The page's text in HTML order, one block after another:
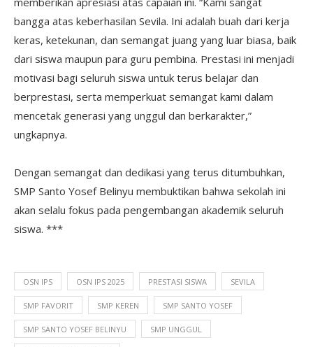
bangga atas keberhasilan Sevila. Ini adalah buah dari kerja
keras, ketekunan, dan semangat juang yang luar biasa, baik
dari siswa maupun para guru pembina. Prestasi ini menjadi
motivasi bagi seluruh siswa untuk terus belajar dan
berprestasi, serta memperkuat semangat kami dalam
mencetak generasi yang unggul dan berkarakter,”
ungkapnya.
‎Dengan semangat dan dedikasi yang terus ditumbuhkan,
SMP Santo Yosef Belinyu membuktikan bahwa sekolah ini
akan selalu fokus pada pengembangan akademik seluruh
siswa. ***
OSN IPS OSN IPS 2025 PRESTASI SISWA SEVILA
SMP FAVORIT SMP KEREN SMP SANTO YOSEF
SMP SANTO YOSEF BELINYU SMP UNGGUL